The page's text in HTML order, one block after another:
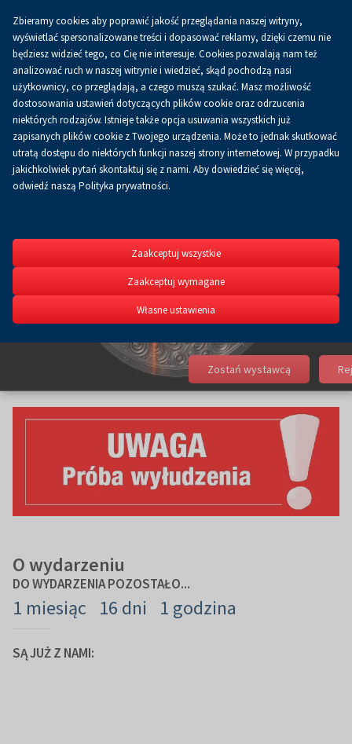
XXVI
dla Odlewnictwa
22-24.09.2026
Zostań wystawcą
O wydarzeniu
DO WYDARZENIA POZOSTAŁO...
1 miesiąc 16 dni 1 godzina
SĄ JUŻ Z NAMI:
Zbieramy cookies aby poprawić jakość przeglądania naszej witryny,
wyświetlać spersonalizowane treści i dopasować reklamy, dzięki czemu nie
będziesz widzieć tego, co Cię nie interesuje. Cookies pozwalają nam też
analizować ruch w naszej witrynie i wiedzieć, skąd pochodzą nasi
użytkownicy, co przeglądają, a czego muszą szukać. Masz możliwość
dostosowania ustawień dotyczących plików cookie oraz odrzucenia
niektórych rodzajów. Istnieje także opcja usuwania wszystkich już
zapisanych plików cookie z Twojego urządzenia. Może to jednak skutkować
utratą dostępu do niektórych funkcji naszej strony internetowej. W przypadku
jakichkolwiek pytań skontaktuj się z nami. Aby dowiedzieć się więcej,
odwiedź naszą Polityka prywatności.
Zaakceptuj wszystkie
Zaakceptuj wymagane
Własne ustawienia